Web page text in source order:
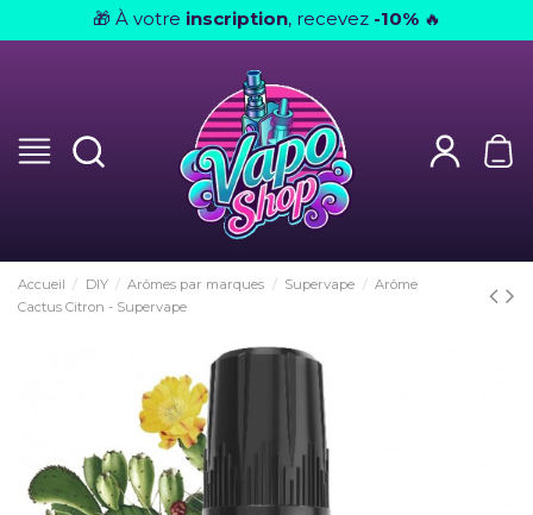
🎁 À votre inscription, recevez -10% 🔥
Accueil DIY Arômes par marques Supervape
Arôme
Cactus Citron - Supervape